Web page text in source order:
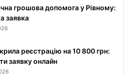
грошова допомога у Рівному:
заявка
реєстрацію на 10 800 грн:
заявку онлайн